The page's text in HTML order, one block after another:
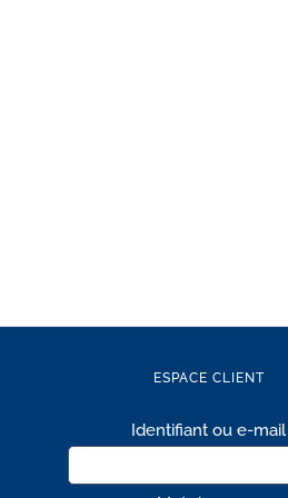
ESPACE CLIENT
Identifiant ou e-mail